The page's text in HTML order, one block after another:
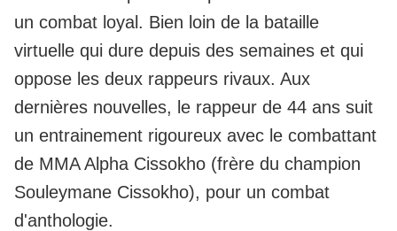
un combat loyal. Bien loin de la bataille
virtuelle qui dure depuis des semaines et qui
oppose les deux rappeurs rivaux. Aux
dernières nouvelles, le rappeur de 44 ans suit
un entrainement rigoureux avec le combattant
de MMA Alpha Cissokho (frère du champion
Souleymane Cissokho), pour un combat
d'anthologie.